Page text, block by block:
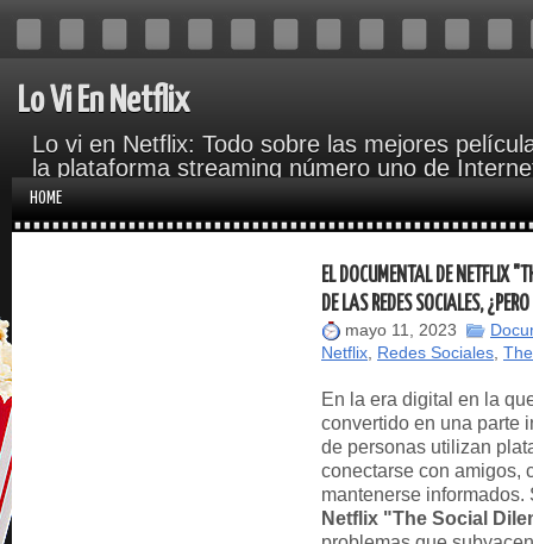
Lo Vi En Netflix
Lo vi en Netflix: Todo sobre las mejores
la plataforma streaming número uno de
del cine y Hollywood.
HOME
EL DOCUMENTAL DE NETFLIX
DE LAS REDES SOCIALES,
mayo 11, 2023
Netflix, Redes Sociales,
En la era digital en la
convertido en una parte
de personas utilizan
conectarse con amigos,
mantenerse
Netflix "The Social